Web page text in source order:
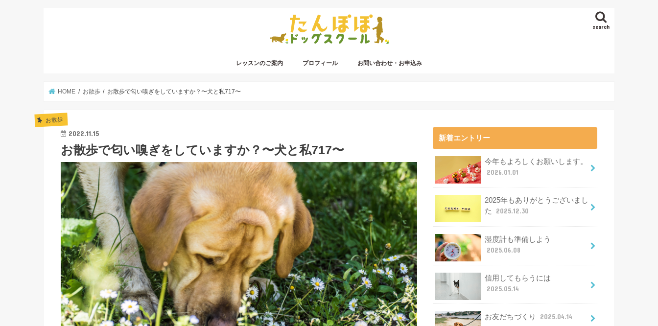
search
レッスンのご案内 プロフィール お問い合わせ・お申込み
HOME お散歩 お散歩で匂い嗅ぎをしていますか？〜犬と私717〜
お散歩
2022.11.15
お散歩で匂い嗅ぎをしていますか？〜犬と私717〜
新着エントリー
今年もよろしくお願いします。
2026.01.01
2025年もありがとうございまし
た
2025.12.30
湿度計も準備しよう
2025.06.08
信用してもらうには
2025.05.14
お友だちづくり 2025.04.14